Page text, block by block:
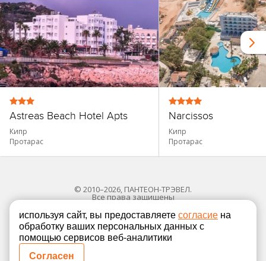
Astreas Beach Hotel Apts
Кипр
Протарас
Narcissos
Кипр
Протарас
© 2010–2026, ПАНТЕОН-ТРЭВЕЛ.
Все права защищены
Политика в отношении обработки персональных
Согласие на обработку персональных данных
используя сайт, вы предоставляете согласие на
обработку ваших персональных данных с
помощью сервисов веб-аналитики
Согласен